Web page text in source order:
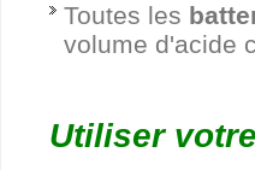
Toutes les
volume d'acide
Utiliser